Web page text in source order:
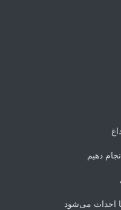
دهیم
احداث می‌شود